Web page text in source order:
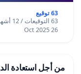
63 توقيع
63 التوقيعات / 12 أشهر
26 Oct 2025
من أجل استعادة